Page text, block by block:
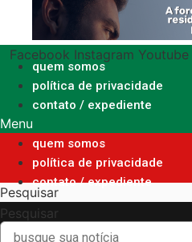
o
conteúdo
Facebook Instagram Youtube
quem somos
política de privacidade
contato / expediente
Menu
quem somos
política de privacidade
contato / expediente
Pesquisar
Pesquisar